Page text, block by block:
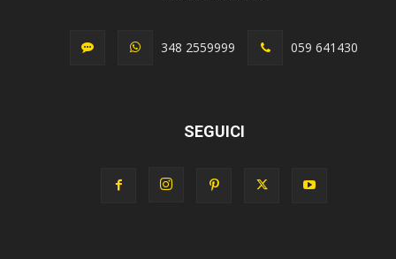
348 2559999 059 641430
SEGUICI